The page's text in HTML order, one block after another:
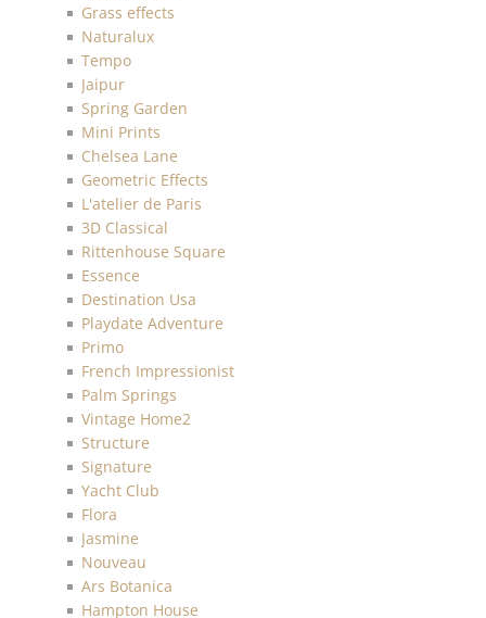
Grass effects
Naturalux
Tempo
Jaipur
Spring Garden
Mini Prints
Chelsea Lane
Geometric Effects
L'atelier de Paris
3D Classical
Rittenhouse Square
Essence
Destination Usa
Playdate Adventure
Primo
French Impressionist
Palm Springs
Vintage Home2
Structure
Signature
Yacht Club
Flora
Jasmine
Nouveau
Ars Botanica
Hampton House